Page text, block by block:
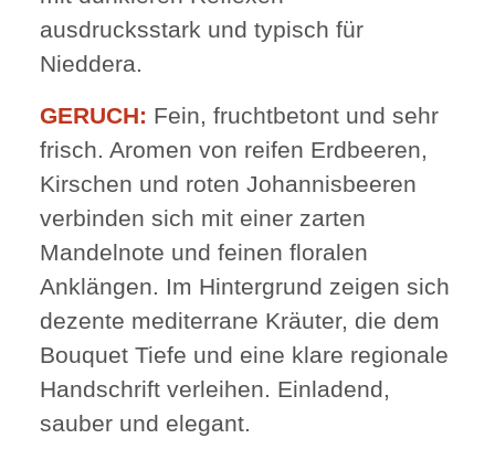
ausdrucksstark und typisch für
Nieddera.
GERUCH: Fein, fruchtbetont und sehr
frisch. Aromen von reifen Erdbeeren,
Kirschen und roten Johannisbeeren
verbinden sich mit einer zarten
Mandelnote und feinen floralen
Anklängen. Im Hintergrund zeigen sich
dezente mediterrane Kräuter, die dem
Bouquet Tiefe und eine klare regionale
Handschrift verleihen. Einladend,
sauber und elegant.